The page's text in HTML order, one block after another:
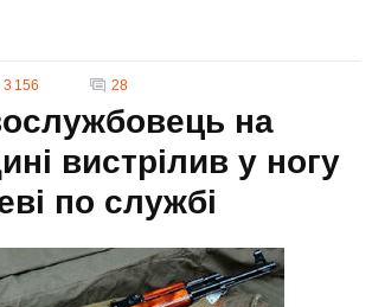
3 156 28
на
вистрілив у ногу
по службі